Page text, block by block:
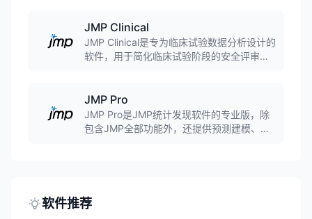
工具套件，广泛应用于探索性数据分析、六
西格玛质量管理、试验设计等领域。
JMP Clinical
JMP Clinical是专为临床试验数据分析设计的
软件，用于简化临床试验阶段的安全评审。
户大幅缩短药物开发流程，被FDA评审员广
泛使用。
JMP Pro
JMP Pro是JMP统计发现软件的专业版，除
包含JMP全部功能外，还提供预测建模、交
软件推荐